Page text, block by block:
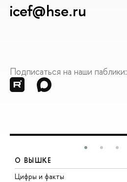
icef@hse.ru
Подписаться на наши паблики:
О ВЫШКЕ
Цифры и факты